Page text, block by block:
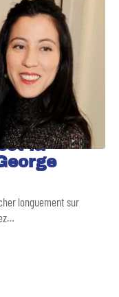
la
longuement sur
…